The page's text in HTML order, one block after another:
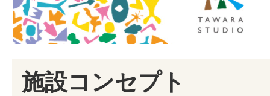
施設コンセプト